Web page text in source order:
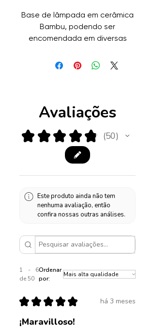
Base de lâmpada em cerâmica
Bambu, podendo ser
encomendada em diversas
cabo desta base de lâmpada é
acetinado.
Altura: 43cm
Largura: 16cm
Avaliações
★ ★ ★ ★ ★ 50
50
Este produto ainda não tem
nenhuma avaliação, então
confira nossas outras análises.
1 - 6
de 50
Ordenar
por:
★ ★ ★ ★ ★ há 3 meses
¡Maravilloso!